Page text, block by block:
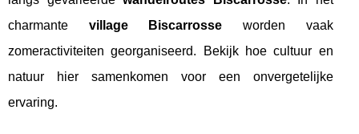
charmante village Biscarrosse worden vaak
zomeractiviteiten georganiseerd. Bekijk hoe cultuur en
natuur hier samenkomen voor een onvergetelijke
ervaring.